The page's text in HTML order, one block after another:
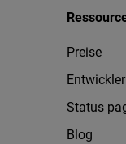
Preise
Entwickler
Status
Blog